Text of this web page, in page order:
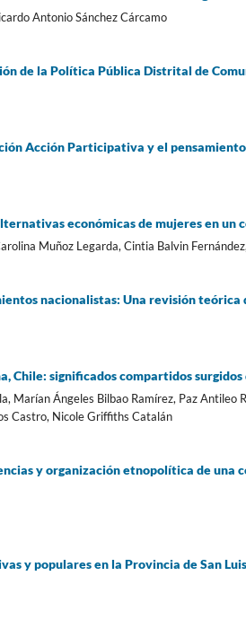
Antonio Sánchez Cárcamo
de la Política Pública Distrital de
Acción Participativa y el
económicas de mujeres en
Muñoz Legarda, Cintia Balvin
nacionalistas: Una revisión
Chile: significados compartidos
Marían Ángeles Bilbao Ramírez, Paz Antileo
Castro, Nicole Griffiths Catalán
y organización etnopolítica de una
y populares en la Provincia de San